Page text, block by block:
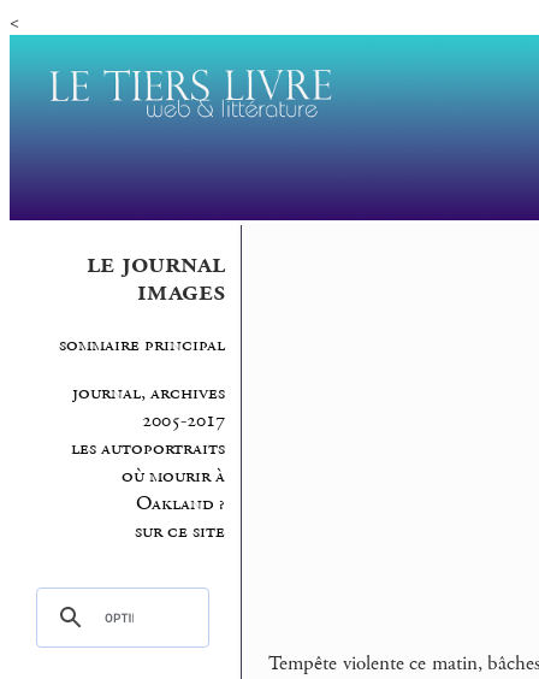
<
le journal
images
sommaire principal
journal, archives
2005-2017
les autoportraits
où mourir à
Oakland ?
sur ce site
Tempête violente ce matin,